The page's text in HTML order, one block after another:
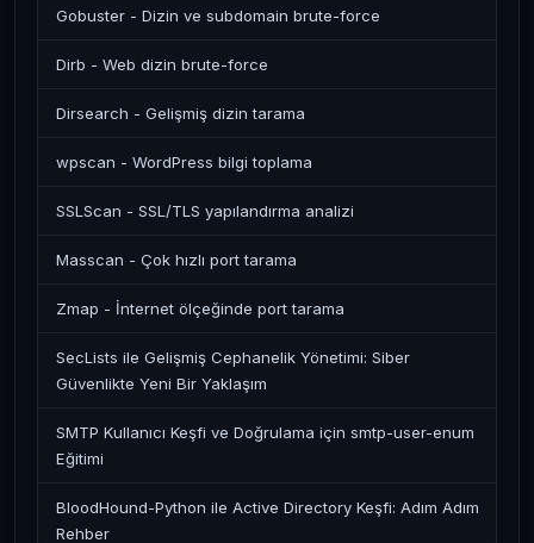
Gobuster - Dizin ve subdomain brute-force
Dirb - Web dizin brute-force
Dirsearch - Gelişmiş dizin tarama
wpscan - WordPress bilgi toplama
SSLScan - SSL/TLS yapılandırma analizi
Masscan - Çok hızlı port tarama
Zmap - İnternet ölçeğinde port tarama
SecLists ile Gelişmiş Cephanelik Yönetimi: Siber
Güvenlikte Yeni Bir Yaklaşım
SMTP Kullanıcı Keşfi ve Doğrulama için smtp-user-enum
Eğitimi
BloodHound-Python ile Active Directory Keşfi: Adım Adım
Rehber